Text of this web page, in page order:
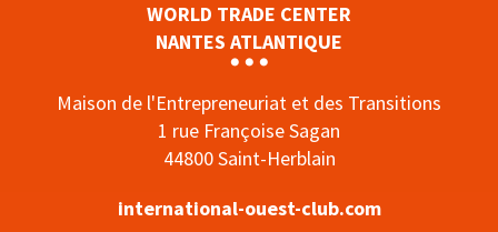
WORLD TRADE CENTER
NANTES ATLANTIQUE
Maison de l'Entrepreneuriat et des Transitions
1 rue Françoise Sagan
44800 Saint-Herblain
international-ouest-club.com